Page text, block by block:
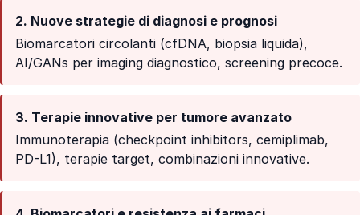
2. Nuove strategie di diagnosi e prognosi
Biomarcatori circolanti (cfDNA, biopsia liquida),
AI/GANs per imaging diagnostico, screening precoce.
3. Terapie innovative per tumore avanzato
Immunoterapia (checkpoint inhibitors, cemiplimab,
PD-L1), terapie target, combinazioni innovative.